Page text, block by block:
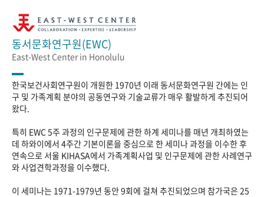
동서문화연구원(EWC)
East-West Center in Honolulu
한국보건사회연구원이 개원한 1970년 이래 동서문화연구원 간에는 인
구 및 가족계획 분야의 공동연구와 기술교류가 매우 활발하게 추진되어
왔다.
특히 EWC 5주 과정의 인구문제에 관한 하계 세미나를 매년 개최하였는
데 하와이에서 4주간 기본이론을 중심으로 한 세미나 과정을 이수한 후
연속으로 서울 KIHASA에서 가족계획사업 및 인구문제에 관한 사례연구
와 사업견학과정을 이수했다.
이 세미나는 1971-1979년 동안 9회에 걸쳐 추진되었으며 참가국은 25